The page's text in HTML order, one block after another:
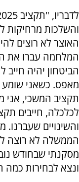
והשלכות
האוצר לא רוצים
הביטחון יהיה
מאפס. כשאני
תקציב המשכי, אני
לכלכלה, חייבים
והשינויים שעברנו.
מסקנתי שבחודש
ונצא לבחירות כמה